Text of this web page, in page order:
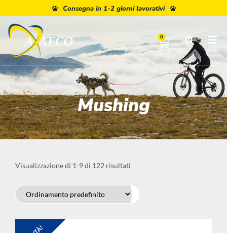
Consegna in 1-2 giorni lavorativi
0
Mushing
Visualizzazione di 1-9 di 122 risultati